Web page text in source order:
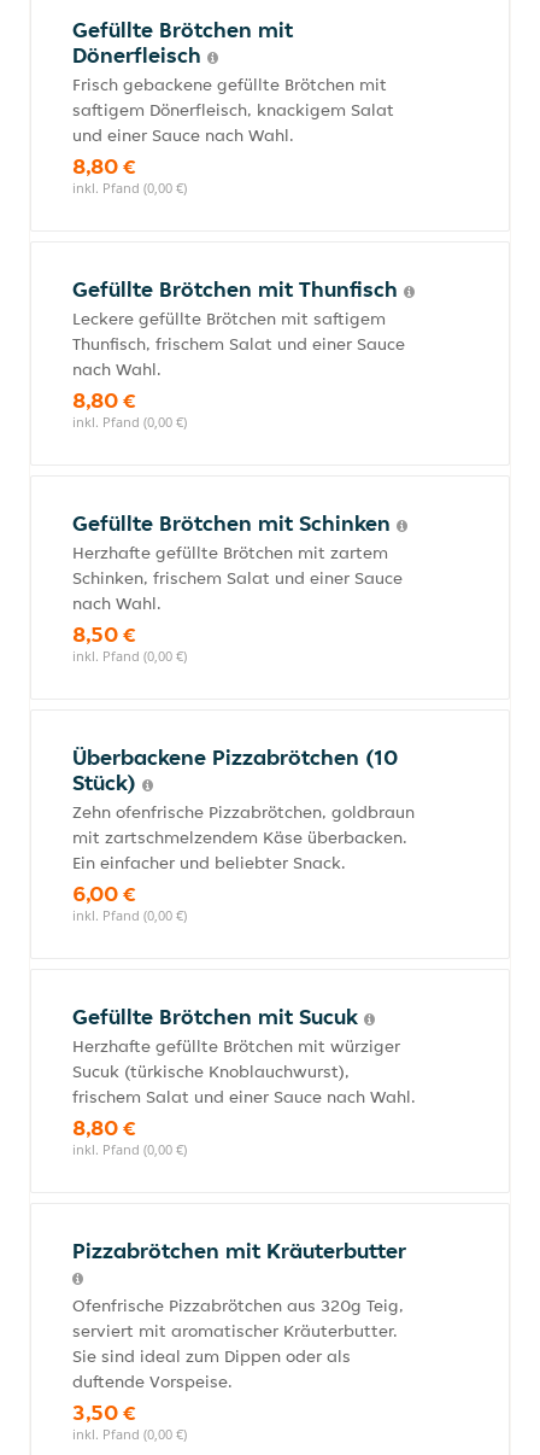
Gefüllte Brötchen mit
Dönerfleisch
Frisch gebackene gefüllte Brötchen mit
saftigem Dönerfleisch, knackigem Salat
und einer Sauce nach Wahl.
8,80 €
inkl. Pfand (0,00 €)
Gefüllte Brötchen mit Thunfisch
Leckere gefüllte Brötchen mit saftigem
Thunfisch, frischem Salat und einer Sauce
nach Wahl.
8,80 €
inkl. Pfand (0,00 €)
Gefüllte Brötchen mit Schinken
Herzhafte gefüllte Brötchen mit zartem
Schinken, frischem Salat und einer Sauce
nach Wahl.
8,50 €
inkl. Pfand (0,00 €)
Überbackene Pizzabrötchen (10
Stück)
Zehn ofenfrische Pizzabrötchen, goldbraun
mit zartschmelzendem Käse überbacken.
Ein einfacher und beliebter Snack.
6,00 €
inkl. Pfand (0,00 €)
Gefüllte Brötchen mit Sucuk
Herzhafte gefüllte Brötchen mit würziger
Sucuk (türkische Knoblauchwurst),
frischem Salat und einer Sauce nach Wahl.
8,80 €
inkl. Pfand (0,00 €)
Pizzabrötchen mit Kräuterbutter
Ofenfrische Pizzabrötchen aus 320g Teig,
serviert mit aromatischer Kräuterbutter.
Sie sind ideal zum Dippen oder als
duftende Vorspeise.
3,50 €
inkl. Pfand (0,00 €)